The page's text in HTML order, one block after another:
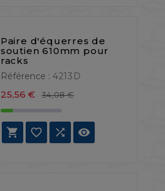
Paire d'équerres de
soutien 610mm pour
racks
Référence : 4213D
25,56 € 34,08 €Prix de base
Prix
   